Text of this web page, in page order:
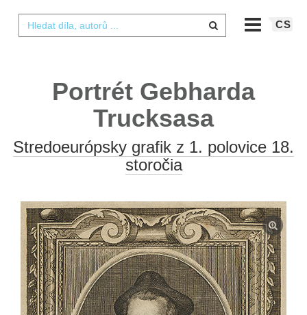
CS
Portrét Gebharda
Trucksasa
Stredoeurópsky grafik z 1. polovice 18.
storočia